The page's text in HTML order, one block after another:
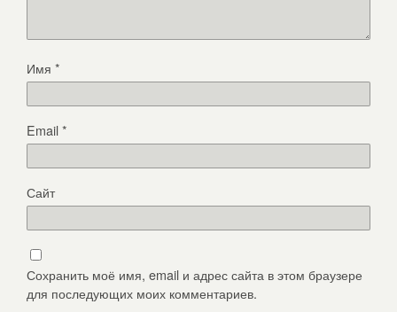
Имя *
Email*
Сайт
Сохранить моё имя, email и адрес сайта в этом браузере
для последующих моих комментариев.